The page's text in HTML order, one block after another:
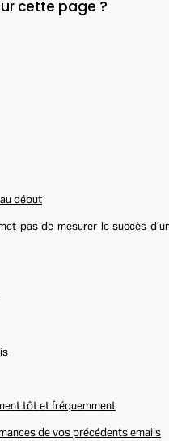
cette page ?
début
pas de mesurer le succès
tôt et fréquemment
de vos précédents emails